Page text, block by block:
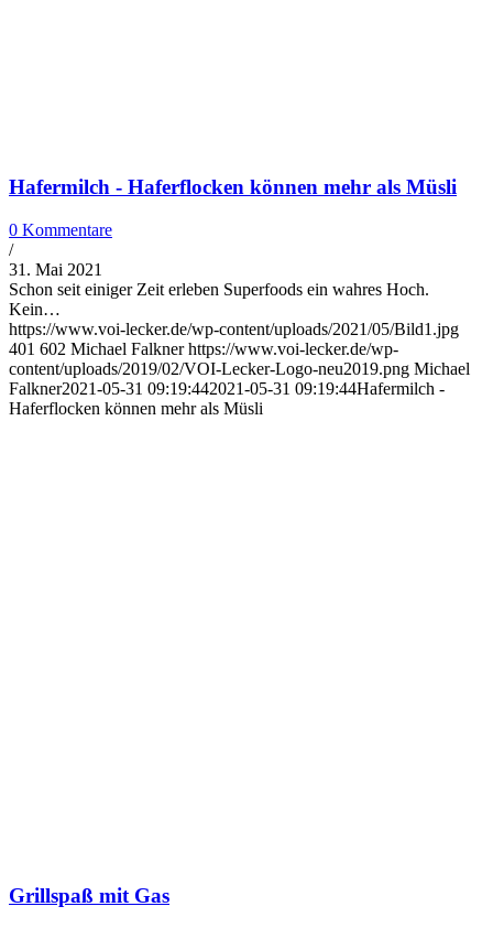
Hafermilch - Haferflocken können mehr als Müsli
0 Kommentare
/
31. Mai 2021
Schon seit einiger Zeit erleben Superfoods ein wahres Hoch.
Kein…
https://www.voi-lecker.de/wp-content/uploads/2021/05/Bild1.jpg
401 602 Michael Falkner https://www.voi-lecker.de/wp-
content/uploads/2019/02/VOI-Lecker-Logo-neu2019.png Michael
Falkner2021-05-31 09:19:442021-05-31 09:19:44Hafermilch -
Haferflocken können mehr als Müsli
Grillspaß mit Gas